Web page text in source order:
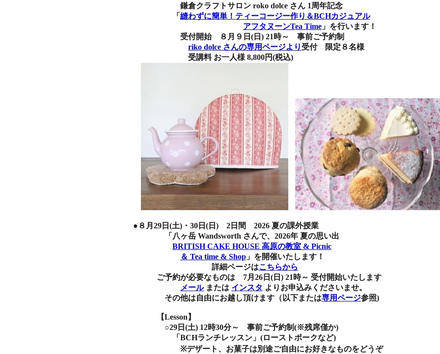
鎌倉クラフトサロン roko dolce さん 1周年記念
「 縫わずに簡単！ティーコージー作り＆BCHカジュアル
アフタヌーンTea Time 」を行います！
受付開始 ８月９日(日) 21時～ 事前ご予約制
riko dolce さんの専用ページより 受付 限定８名様
受講料 お一人様 8,800円(税込)
●８月29日(土)・30日(日) 2日間 2026 夏の課外授業
「八ヶ岳 Wandsworth さんで、2026年 夏の思い出
BRITISH CAKE HOUSE 高原の教室 & Picnic
＆ Tea time & Shop 」を開催いたします！
詳細ページはこちらから
ご予約が必要なものは 7月26日(日) 21時～ 受付開始いたします
メールまたは インスタ よりお申込みくださいませ。
その他は自由にお越し頂けます（以下または専用ページ参照)
【Lesson】
○29日(土) 12時30分～ 事前ご予約制(※残席僅か)
「BCHランチレッスン」(ローストポークなど)
※デザート、お菓子は別途ご自由にお好きなものをどうぞ